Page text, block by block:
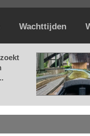
Wachttijden